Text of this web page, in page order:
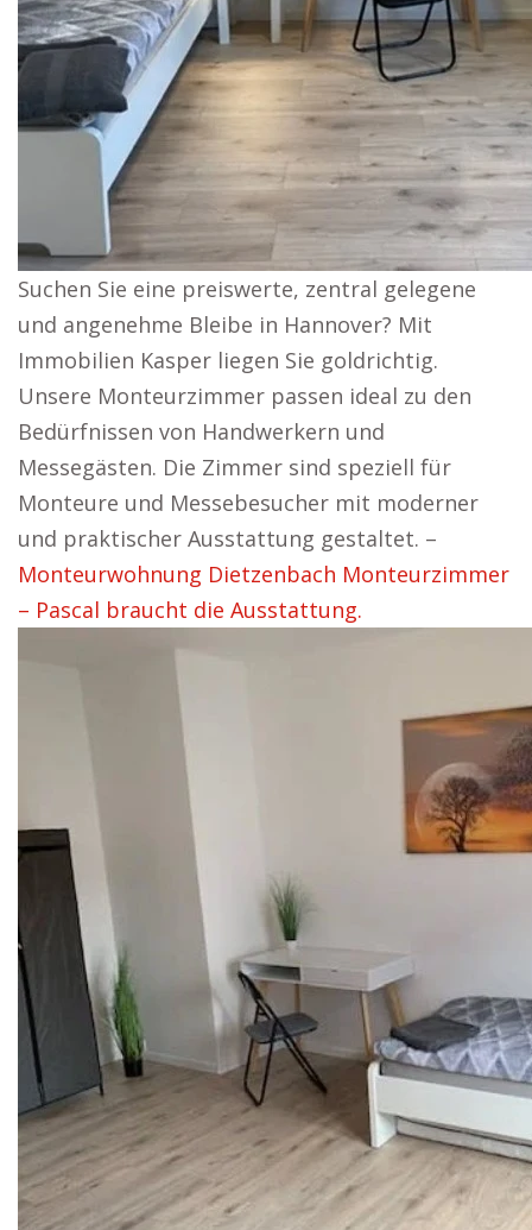
Suchen Sie eine preiswerte, zentral gelegene
und angenehme Bleibe in Hannover? Mit
Immobilien Kasper liegen Sie goldrichtig.
Unsere Monteurzimmer passen ideal zu den
Bedürfnissen von Handwerkern und
Messegästen. Die Zimmer sind speziell für
Monteure und Messebesucher mit moderner
und praktischer Ausstattung gestaltet. –
Monteurwohnung Dietzenbach Monteurzimmer
– Pascal braucht die Ausstattung.